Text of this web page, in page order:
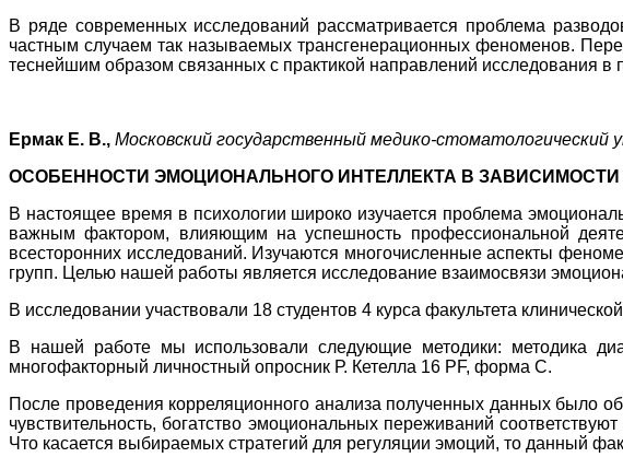
В ряде современных исследований рассматривается проблема
частным случаем так называемых трансгенерационных феноменов.
теснейшим образом связанных с практикой направлений
Ермак Е. В., Московский государственный медико-
ОСОБЕННОСТИ ЭМОЦИОНАЛЬНОГО ИНТЕЛЛЕКТА В ЗАВИСИМОСТИ
В настоящее время в психологии широко изучается проблема
важным фактором, влияющим на успешность профессиональной
всесторонних исследований. Изучаются многочисленные аспекты
групп. Целью нашей работы является исследование взаимосвязи
В исследовании участвовали 18 студентов 4 курса факультета
В нашей работе мы использовали следующие методики: методика
многофакторный личностный опросник Р. Кетелла 16 PF, форма С.
После проведения корреляционного анализа полученных данных было
чувствительность, богатство эмоциональных переживаний
Что касается выбираемых стратегий для регуляции эмоций, то данный